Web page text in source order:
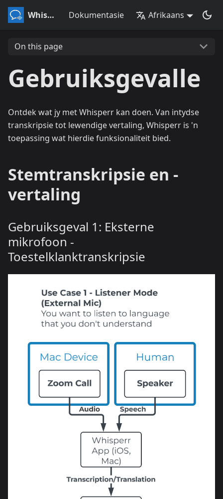
Whisperr Dokumentasie Afrikaans
On this page
Gebruiksgevalle
Ontdek wat jy met Whisperr kan doen. Van intydse
transkripsie tot lewendige vertaling, Whisperr is 'n
toepassing wat hierdie funksionaliteit bied.
Stemtranskripsie en -
vertaling
Gebruiksgeval 1: Eksterne
mikrofoon -
Toestelklanktranskripsie